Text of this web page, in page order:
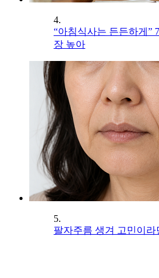
4.
“아침식사는 든든하게”
장 높아
5.
팔자주름 생겨 고민이라